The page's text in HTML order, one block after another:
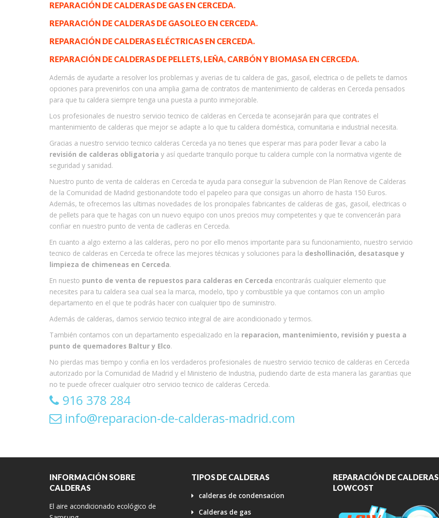
REPARACIÓN DE CALDERAS DE GAS EN CERCEDA.
REPARACIÓN DE CALDERAS DE GASOLEO EN CERCEDA.
REPARACIÓN DE CALDERAS ELÉCTRICAS EN CERCEDA.
REPARACIÓN DE CALDERAS DE PELLETS, LEÑA, CARBÓN Y BIOMASA EN CERCEDA.
Además de ayudarte a resolver los problemas y averias de tu caldera de gas, gasoil, electrica o de pellets te damos
opciones para prevenirlos con una amplia gama de contratos de mantenimiento de calderas en Cerceda pensados
para que tu caldera siempre tenga una puesta a punto inmejorable.
Los profesionales de nuestro servicio tecnico de calderas en Cerceda te aconsejarán para que contrates el
mantenimiento de calderas que mejor se adapte a lo que tu caldera doméstica, comunitaria e industrial necesita.
Gracias a nuestro servicio tecnico calderas Cerceda ya no tienes que esperar mas para poder llevar a cabo la
revisión de calderas obligatoria y así quedarte tranquilo porque tu caldera cumple con la normativa vigente de
seguridad y sanidad.
Nuestro punto de venta de calderas en Cerceda te ayuda para conseguir la subvencion de Plan Renove de Calderas
de la Comunidad de Madrid gestionandote todo el papeleo para que consigas un ahorro de hasta 150 Euros.
Además, te ofrecemos las ultimas novedades de los proncipales fabricantes de calderas de gas, gasoil, electricas o
de pellets para que te hagas con un nuevo equipo con unos precios muy competentes y que te convencerán para
confiar en nuestro punto de venta de cadleras en Cerceda.
En cuanto a algo externo a las calderas, pero no por ello menos importante para su funcionamiento, nuestro servicio
tecnico de calderas en Cerceda te ofrece las mejores técnicas y soluciones para la deshollinación, desatasque y
limpieza de chimeneas en Cerceda.
En nuesto punto de venta de repuestos para calderas en Cerceda encontrarás cualquier elemento que
necesites para tu caldera sea cual sea la marca, modelo, tipo y combustible ya que contamos con un amplio
departamento en el que te podrás hacer con cualquier tipo de suministro.
Además de calderas, damos servicio tecnico integral de aire acondicionado y termos.
También contamos con un departamento especializado en la reparacion, mantenimiento, revisión y puesta a
punto de quemadores Baltur y Elco.
No pierdas mas tiempo y confia en los verdaderos profesionales de nuestro servicio tecnico de calderas en Cerceda
autorizado por la Comunidad de Madrid y el Ministerio de Industria, pudiendo darte de esta manera las garantias que
no te puede ofrecer cualquier otro servicio tecnico de calderas Cerceda.
916 378 284
info@reparacion-de-calderas-madrid.com
INFORMACIÓN SOBRE
CALDERAS
El aire acondicionado ecológico de
TIPOS DE CALDERAS
calderas de condensacion
Calderas de gas
REPARACIÓN DE CALDERAS
LOWCOST